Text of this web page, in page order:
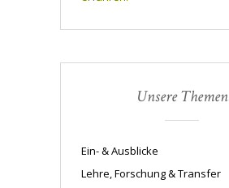
Unsere Themen
Ein- & Ausblicke
Lehre, Forschung & Transfer